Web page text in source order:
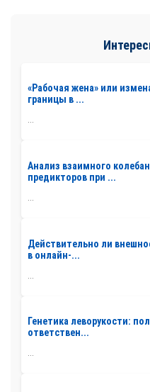
«Рабочая жена» или
границы в ...
...
Анализ взаимного
предикторов при ...
...
Действительно ли
в онлайн-...
Генетика леворукости:
ответствен...
...